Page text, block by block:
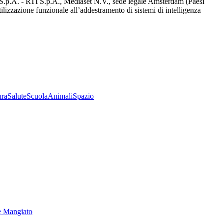
funzionale all’addestramento di sistemi di intelligenza
SaluteScuolaAnimaliSpazio
Mangiato